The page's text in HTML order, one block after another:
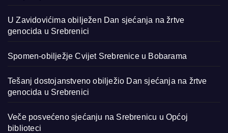
U Zavidovićima obilježen Dan sjećanja na žrtve
genocida u Srebrenici
Spomen-obilježje Cvijet Srebrenice u Bobarama
Tešanj dostojanstveno obilježio Dan sjećanja na žrtve
genocida u Srebrenici
Veče posvećeno sjećanju na Srebrenicu u Općoj
biblioteci